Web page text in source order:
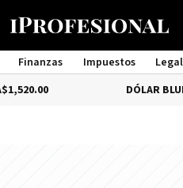
Finanzas Impuestos
Management
DÓLAR BLUE-0.66%